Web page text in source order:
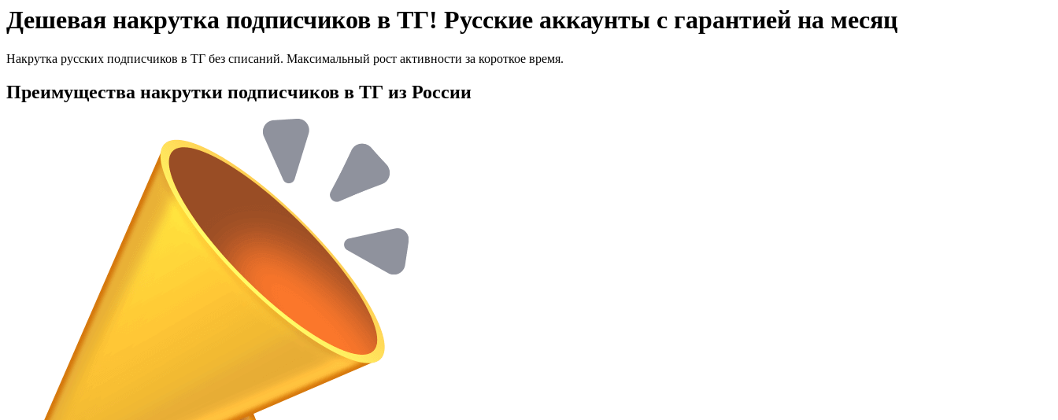
Дешевая накрутка подписчиков в ТГ! Русские аккаунты с гарантией на месяц
Накрутка русских подписчиков в ТГ без списаний. Максимальный рост активности за короткое время.
Преимущества накрутки подписчиков в ТГ из России